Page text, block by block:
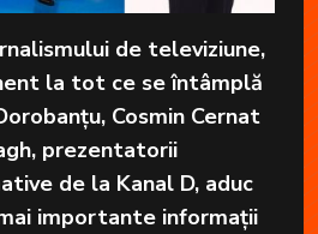
de televiziune,
la tot ce se întâmplă
Cosmin Cernat
prezentatorii
de la Kanal D, aduc
importante informații